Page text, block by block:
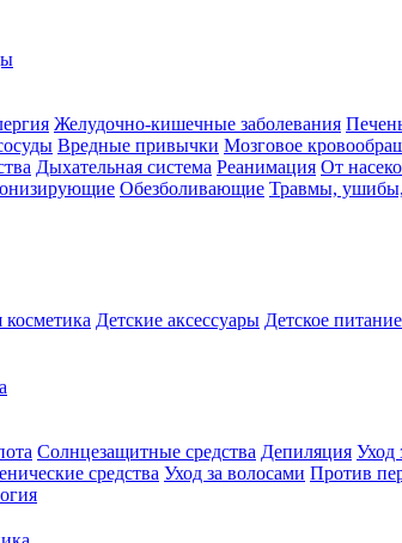
Желудочно-кишечные заболевания
Вредные привычки Мозговое
Дыхательная система Реанимация От
Обезболивающие Травмы,
косметика Детские аксессуары Детское питание
Солнцезащитные средства Депиляция Уход
средства Уход за волосами Против